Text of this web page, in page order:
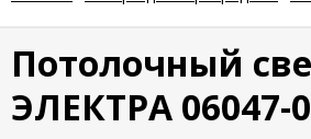
возврат
Новости
Потолочный
ЭЛЕКТРА 06047-